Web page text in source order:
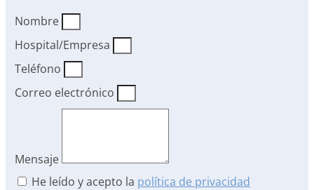
Nombre
Hospital/Empresa
Teléfono
Correo electrónico
Mensaje
He leído y acepto la política de privacidad